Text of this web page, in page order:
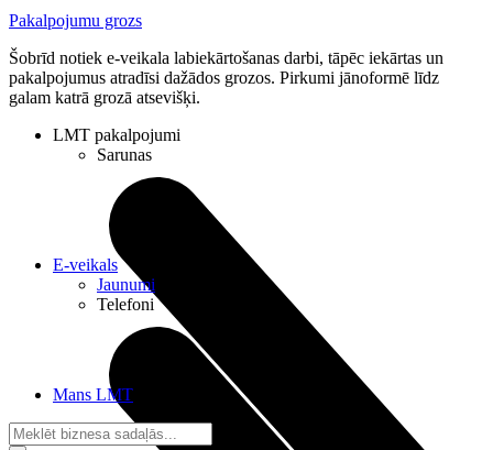
Pakalpojumu grozs
Šobrīd notiek e-veikala labiekārtošanas darbi, tāpēc iekārtas un
pakalpojumus atradīsi dažādos grozos. Pirkumi jānoformē līdz
galam katrā grozā atsevišķi.
LMT pakalpojumi
Sarunas
E-veikals
Jaunumi
Telefoni
Mans LMT